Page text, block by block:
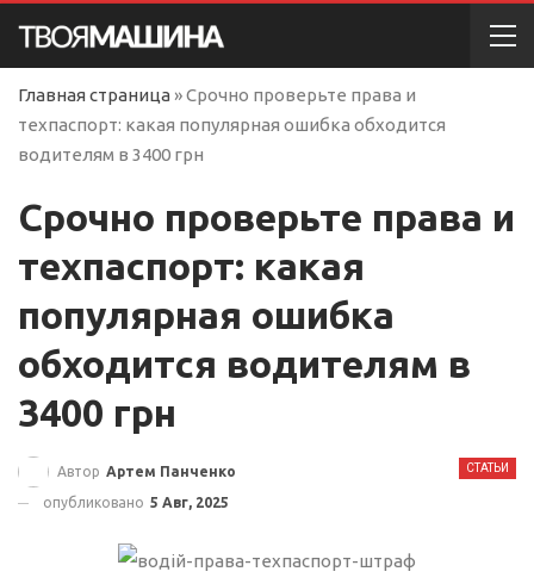
Главная страница »Срочно проверьте права и
техпаспорт: какая популярная ошибка обходится
водителям в 3400 грн
Срочно проверьте права и
техпаспорт: какая
популярная ошибка
обходится водителям в
3400 грн
СТАТЬИ
Автор Артем Панченко
опубликовано 5 Авг, 2025